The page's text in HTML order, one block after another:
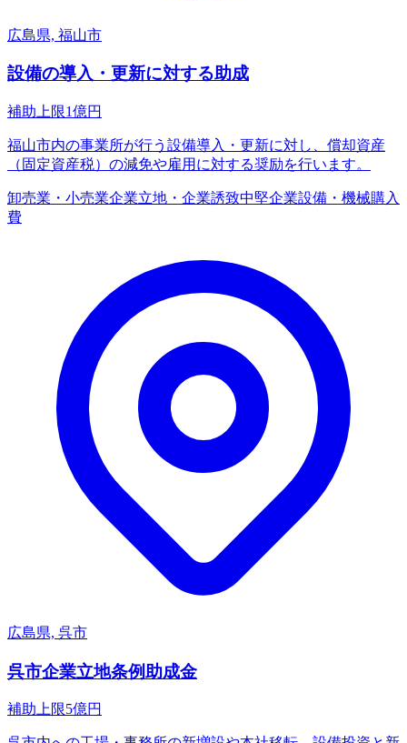
広島県, 福山市
設備の導入・更新に対する助成
補助上限1億円
福山市内の事業所が行う設備導入・更新に対し、償却資産
（固定資産税）の減免や雇用に対する奨励を行います。
卸売業・小売業企業立地・企業誘致中堅企業設備・機械購入
費
広島県, 呉市
呉市企業立地条例助成金
補助上限5億円